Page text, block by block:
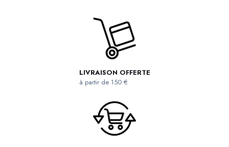
LIVRAISON OFFERTE
à partir de 150 €